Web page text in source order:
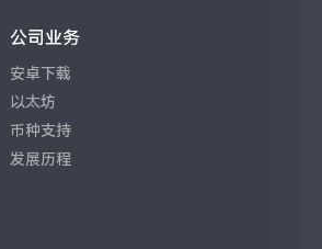
公司业务
安卓下载
以太坊
币种支持
发展历程